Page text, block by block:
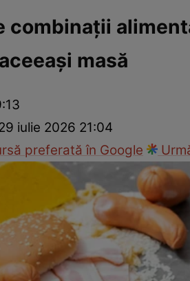
combinaţii
masă
iulie 2026 21:04
preferată în Google